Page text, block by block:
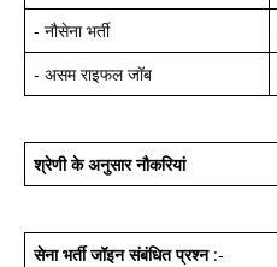
- नौसेना भर्ती
- असम राइफल जॉब
श्रेणी के अनुसार नौकरियां
सेना भर्ती जॉइन संबंधित प्रश्न:-